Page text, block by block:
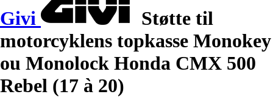
Givi
Støtte til
motorcyklens topkasse Monokey
ou Monolock Honda CMX 500
Rebel (17 à 20)